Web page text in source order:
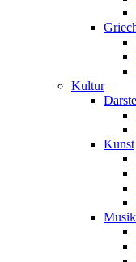
Kultur
Kunst
Musik